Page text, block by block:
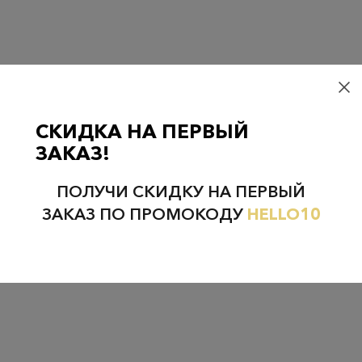
НЕФТЕЮГАНСК НОЯБРЬСК
СКИДКА НА ПЕРВЫЙ
ЗАКАЗ!
ПОЛУЧИ СКИДКУ НА ПЕРВЫЙ
ЗАКАЗ ПО ПРОМОКОДУ HELLO10